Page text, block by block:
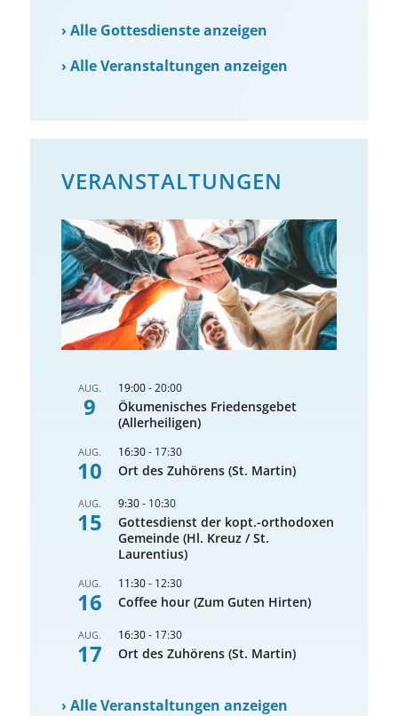
›Alle Gottesdienste anzeigen
›Alle Veranstaltungen anzeigen
VERANSTALTUNGEN
AUG.
9
19:00-20:00
Ökumenisches Friedensgebet
(Allerheiligen)
AUG.
10
16:30- 17:30
Ort des Zuhörens (St. Martin)
AUG.
15
9:30- 10:30
Gottesdienst der kopt.-orthodoxen
Gemeinde (Hl. Kreuz / St.
Laurentius)
AUG.
16
11:30- 12:30
Coffee hour (Zum Guten Hirten)
AUG.
17
16:30- 17:30
Ort des Zuhörens (St. Martin)
›Alle Veranstaltungen anzeigen